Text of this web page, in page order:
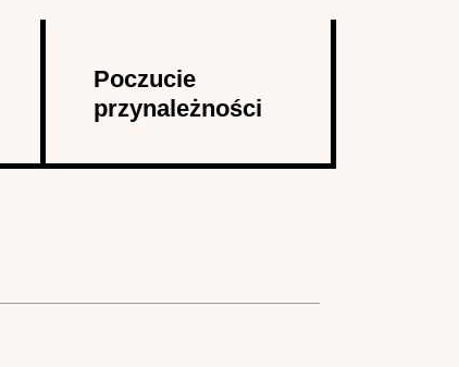
Poczucie
przynależności